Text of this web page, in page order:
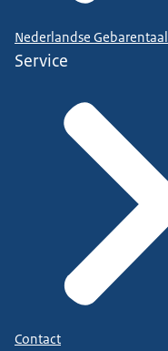
Nederlandse Gebarentaal
Service
Contact